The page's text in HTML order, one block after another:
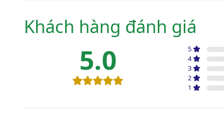
Khách hàng đánh giá
5.0 5
4
3
2
1